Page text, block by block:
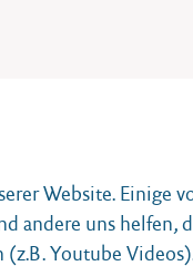
Website. Einige
andere uns helfen,
Youtube